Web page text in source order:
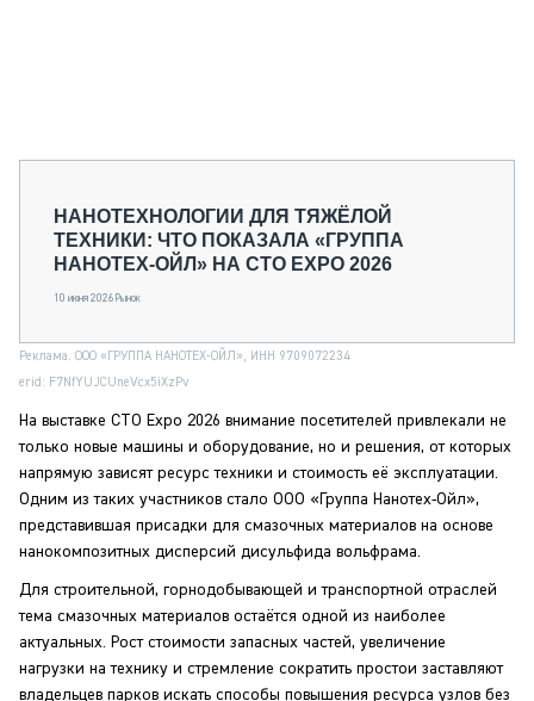
НАНОТЕХНОЛОГИИ ДЛЯ ТЯЖЁЛОЙ
ТЕХНИКИ: ЧТО ПОКАЗАЛА «ГРУППА
НАНОТЕХ-ОЙЛ» НА CTO EXPO 2026
10 июня 2026 Рынок
Реклама. ООО «ГРУППА НАНОТЕХ-ОЙЛ», ИНН 9709072234
erid: F7NfYUJCUneVcx5iXzPv
На выставке CTO Expo 2026 внимание посетителей привлекали не
только новые машины и оборудование, но и решения, от которых
напрямую зависят ресурс техники и стоимость её эксплуатации.
Одним из таких участников стало ООО «Группа Нанотех-Ойл»,
представившая присадки для смазочных материалов на основе
нанокомпозитных дисперсий дисульфида вольфрама.
Для строительной, горнодобывающей и транспортной отраслей
тема смазочных материалов остаётся одной из наиболее
актуальных. Рост стоимости запасных частей, увеличение
нагрузки на технику и стремление сократить простои заставляют
владельцев парков искать способы повышения ресурса узлов без